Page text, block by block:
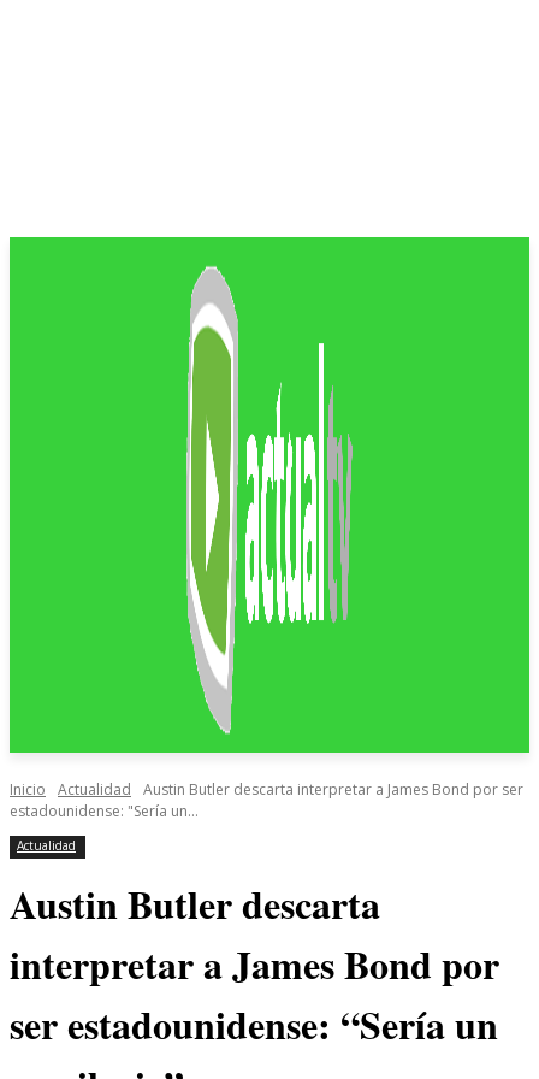
Inicio Actualidad
Austin Butler descarta interpretar a James Bond por ser
estadounidense: "Sería un...
Actualidad
Austin Butler descarta
interpretar a James Bond por
ser estadounidense: “Sería un